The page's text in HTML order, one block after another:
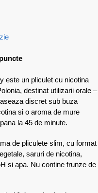
este un pliculet cu nicotina
destinat utilizarii orale –
discret sub buza
si o aroma de mure
la 45 de minute.
de pliculete slim, cu format
saruri de nicotina,
si apa. Nu contine frunze de